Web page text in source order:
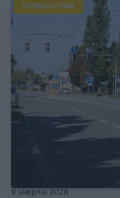
UTRUDNIENIA
9 sierpnia 2026